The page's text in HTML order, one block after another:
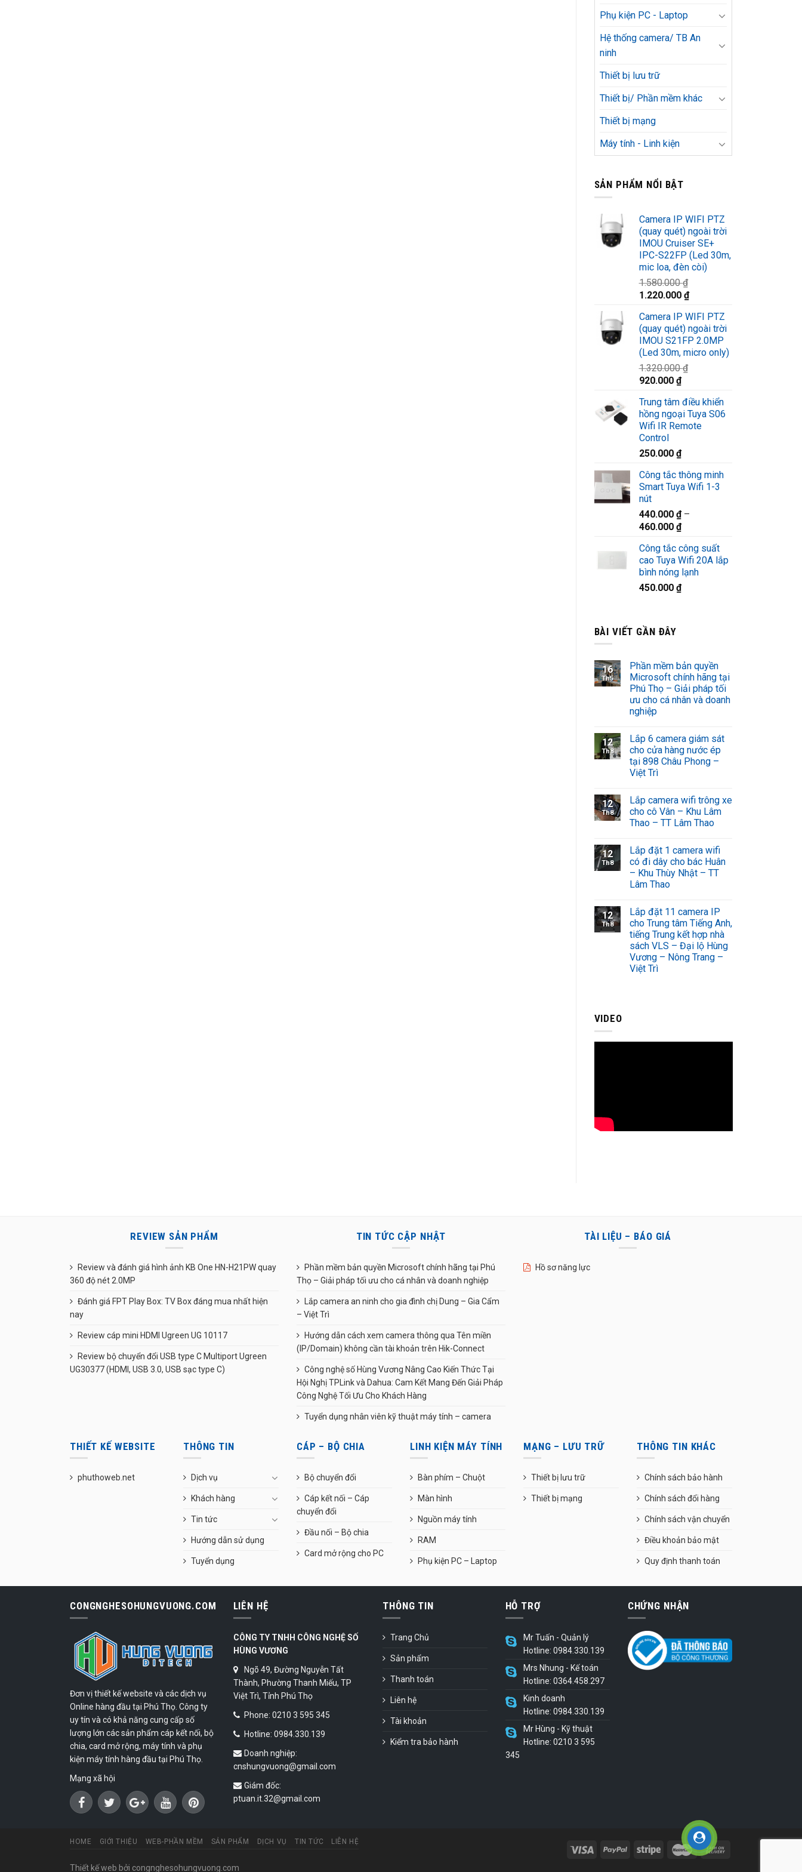
Phụ kiện PC - Laptop
Hệ thống camera/ TB An
ninh
Thiết bị lưu trữ
Thiết bị/ Phần mềm khác
Thiết bị mạng
Máy tính - Linh kiện
SẢN PHẨM NỔI BẬT
Camera IP WIFI PTZ
(quay quét) ngoài trời
IMOU Cruiser SE+
IPC-S22FP (Led 30m,
mic loa, đèn còi)
1.580.000₫
Giá
là:
1.580.000 ₫.
1.220.000 ₫Giá
tại
là:
1.220.000 ₫.
Camera IP WIFI PTZ
(quay quét) ngoài trời
IMOU S21FP 2.0MP
(Led 30m, micro only)
1.320.000₫
Giá
là:
1.320.000 ₫.
920.000 ₫Giá
tại
là:
920.000 ₫.
Trung tâm điều khiển
hồng ngoại Tuya S06
Wifi IR Remote
Control
250.000 ₫
Công tắc thông minh
Smart Tuya Wifi 1-3
nút
440.000 ₫–
460.000 ₫
Công tắc công suất
cao Tuya Wifi 20A lắp
bình nóng lạnh
450.000 ₫
BÀI VIẾT GẦN ĐÂY
16
Th5
Phần mềm bản quyền
Microsoft chính hãng tại
Phú Thọ – Giải pháp tối
ưu cho cá nhân và doanh
nghiệp
12
Th8
Lắp 6 camera giám sát
cho cửa hàng nước ép
tại 898 Châu Phong –
Việt Trì
12
Th8
Lắp camera wifi trông xe
cho cô Vân – Khu Lâm
Thao – TT Lâm Thao
12
Th8
Lắp đặt 1 camera wifi
có đi dây cho bác Huân
– Khu Thùy Nhật – TT
Lâm Thao
12
Th8
Lắp đặt 11 camera IP
cho Trung tâm Tiếng Anh,
tiếng Trung kết hợp nhà
sách VLS – Đại lộ Hùng
Vương – Nông Trang –
Việt Trì
VIDEO
REVIEW SẢN PHẨM
Review và đánh giá hình ảnh KB One HN-H21PW quay
360 độ nét 2.0MP
Đánh giá FPT Play Box: TV Box đáng mua nhất hiện
nay
Review cáp mini HDMI Ugreen UG 10117
Review bộ chuyển đổi USB type C Multiport Ugreen
UG30377 (HDMI, USB 3.0, USB sạc type C)
TIN TỨC CẬP NHẬT
Phần mềm bản quyền Microsoft chính hãng tại Phú
Thọ – Giải pháp tối ưu cho cá nhân và doanh nghiệp
Lắp camera an ninh cho gia đình chị Dung – Gia Cẩm
– Việt Trì
Hướng dẫn cách xem camera thông qua Tên miền
(IP/Domain) không cần tài khoản trên Hik-Connect
Công nghệ số Hùng Vương Nâng Cao Kiến Thức Tại
Hội Nghị TPLink và Dahua: Cam Kết Mang Đến Giải Pháp
Công Nghệ Tối Ưu Cho Khách Hàng
Tuyển dụng nhân viên kỹ thuật máy tính – camera
TÀI LIỆU – BÁO GIÁ
Hồ sơ năng lực
THIẾT KẾ WEBSITE
phuthoweb.net
THÔNG TIN
Dịch vụ
Khách hàng
Tin tức
Hướng dẫn sử dụng
Tuyển dụng
CÁP – BỘ CHIA
Bộ chuyển đổi
Cáp kết nối – Cáp
chuyển đổi
Đầu nối – Bộ chia
Card mở rộng cho PC
LINH KIỆN MÁY TÍNH
Bàn phím – Chuột
Màn hình
Nguồn máy tính
RAM
Phụ kiện PC – Laptop
MẠNG – LƯU TRỮ
Thiết bị lưu trữ
Thiết bị mạng
THÔNG TIN KHÁC
Chính sách bảo hành
Chính sách đổi hàng
Chính sách vận chuyển
Điều khoản bảo mật
Quy định thanh toán
CONGNGHESOHUNGVUONG.COM
Đơn vị thiết kế website và các dịch vụ
Online hàng đầu tại Phú Thọ. Công ty
uy tín và có khả năng cung cấp số
lượng lớn các sản phẩm cáp kết nối, bộ
chia, card mở rộng, máy tính và phụ
kiện máy tính hàng đầu tại Phú Thọ.
Mạng xã hội
LIÊN HỆ
CÔNG TY TNHH CÔNG NGHỆ SỐ
HÙNG VƯƠNG
Ngõ 49, Đường Nguyễn Tất
Thành, Phường Thanh Miếu, TP
Việt Trì, Tỉnh Phú Thọ
Phone: 0210 3 595 345
Hotline: 0984.330.139
Doanh nghiệp:
cnshungvuong@gmail.com
Giám đốc:
ptuan.it.32@gmail.com
THÔNG TIN
Trang Chủ
Sản phẩm
Thanh toán
Liên hệ
Tài khoản
Kiểm tra bảo hành
HỖ TRỢ
Mr Tuấn - Quản lý
Hotline: 0984.330.139
Mrs Nhung - Kế toán
Hotline: 0364.458.297
Kinh doanh
Hotline: 0984.330.139
Mr Hùng - Kỹ thuật
Hotline: 0210 3 595
345
CHỨNG NHẬN
HOME GIỚI THIỆU WEB-PHẦN MỀM SẢN PHẨM DỊCH VỤ TIN TỨC LIÊN HỆ
Thiết kế web bởi congnghesohungvuong.com